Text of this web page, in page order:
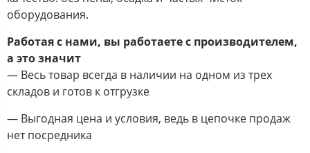
оборудования.
Работая с нами, вы работаете с производителем,
а это значит
— Весь товар всегда в наличии на одном из трех
складов и готов к отгрузке
— Выгодная цена и условия, ведь в цепочке продаж
нет посредника